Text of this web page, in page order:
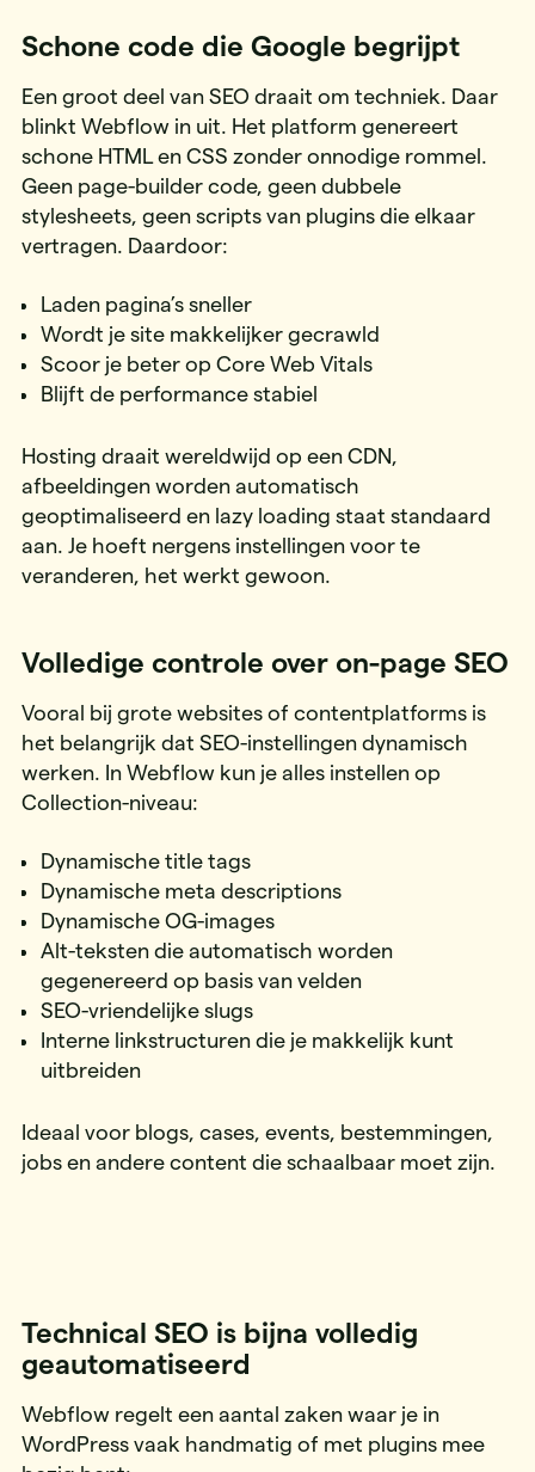
Schone code die Google begrijpt
Een groot deel van SEO draait om techniek. Daar
blinkt Webflow in uit. Het platform genereert
schone HTML en CSS zonder onnodige rommel.
Geen page-builder code, geen dubbele
stylesheets, geen scripts van plugins die elkaar
vertragen. Daardoor:
Laden pagina’s sneller
Wordt je site makkelijker gecrawld
Scoor je beter op Core Web Vitals
Blijft de performance stabiel
Hosting draait wereldwijd op een CDN,
afbeeldingen worden automatisch
geoptimaliseerd en lazy loading staat standaard
aan. Je hoeft nergens instellingen voor te
veranderen, het werkt gewoon.
Volledige controle over on-page SEO
Vooral bij grote websites of contentplatforms is
het belangrijk dat SEO-instellingen dynamisch
werken. In Webflow kun je alles instellen op
Collection-niveau:
Dynamische title tags
Dynamische meta descriptions
Dynamische OG-images
Alt-teksten die automatisch worden
gegenereerd op basis van velden
SEO-vriendelijke slugs
Interne linkstructuren die je makkelijk kunt
uitbreiden
Ideaal voor blogs, cases, events, bestemmingen,
jobs en andere content die schaalbaar moet zijn.
Technical SEO is bijna volledig
geautomatiseerd
Webflow regelt een aantal zaken waar je in
WordPress vaak handmatig of met plugins mee